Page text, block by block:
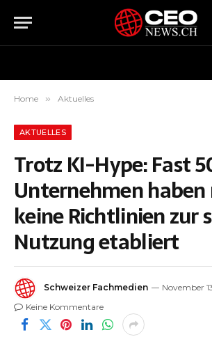
Home » Aktuelles
AKTUELLES
Trotz KI-Hype: Fast
Unternehmen haben
keine Richtlinien zur
Nutzung etabliert
Schweizer Fachmedien
November
Keine Kommentare